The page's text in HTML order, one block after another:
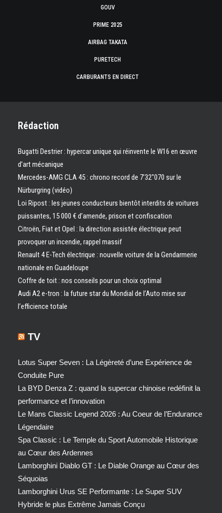
GOUV
PRIME 2025
AIRBAG TAKATA
PURETECH
CARBURANTS EN DIRECT
Rédaction
Bugatti Destrier : hypercar unique qui réinvente le W16 en œuvre
d’art mécanique
Mercedes-AMG CLA 45 : chrono record de 7’32″070 sur le
Nürburgring (vidéo)
Loi Ripost : les jeunes conducteurs bientôt interdits de voitures
puissantes, 15 000 € d’amende, prison et confiscation
Citroën, Fiat et Opel : la direction assistée électrique peut
provoquer un incendie, rappel massif
Renault 4 E-Tech électrique : nouvelle voiture de la Gendarmerie
nationale en Guadeloupe
Coffre de toit : nos conseils pour un choix optimal
Audi A2 e-tron : la future star du Mondial de l’Auto mise sur
l’efficience totale
TV
Lotus Super Seven : La Légèreté d’une Expérience de
Conduite Pure
La BYD Denza Z : quand la supercar chinoise redéfinit la
performance et l’innovation
Le Mans Classic Legend 2026 : Au Coeur de l’Endurance
Légendaire
Spa Classic : Le Temple du Sport Automobile Historique
au Cœur des Ardennes
Lamborghini Diablo GT : Le Diable Orange au Cœur des
Séquoias
Lamborghini Urus SE Performante : Le Super SUV
Hybride le plus Extrême Jamais Conçu